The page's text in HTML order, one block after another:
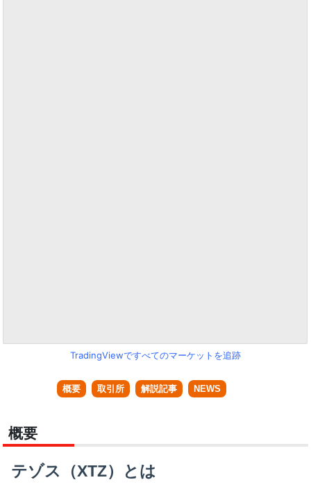
TradingViewですべてのマーケットを追跡
概要 取引所 解説記事 NEWS
概要
テゾス（XTZ）とは